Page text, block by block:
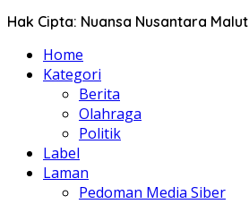
Hak Cipta: Nuansa Nusantara Malut
Home
Kategori
Berita
Olahraga
Politik
Label
Laman
Pedoman Media Siber